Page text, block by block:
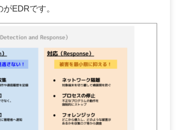
EDRです。